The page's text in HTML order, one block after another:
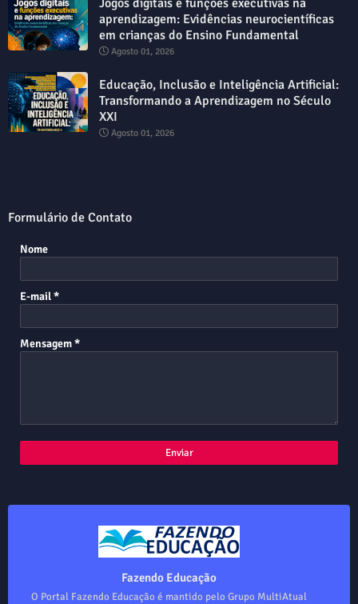
Jogos digitais e funções executivas na
aprendizagem: Evidências neurocientíficas
em crianças do Ensino Fundamental
Agosto 01, 2026
Educação, Inclusão e Inteligência Artificial:
Transformando a Aprendizagem no Século
XXI
Agosto 01, 2026
Formulário de Contato
Nome
E-mail*
Mensagem*
Fazendo Educação
O Portal Fazendo Educação é mantido pelo Grupo MultiAtual